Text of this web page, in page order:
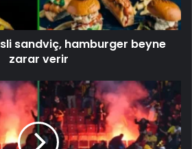
sandviç, hamburger beyne
zarar verir